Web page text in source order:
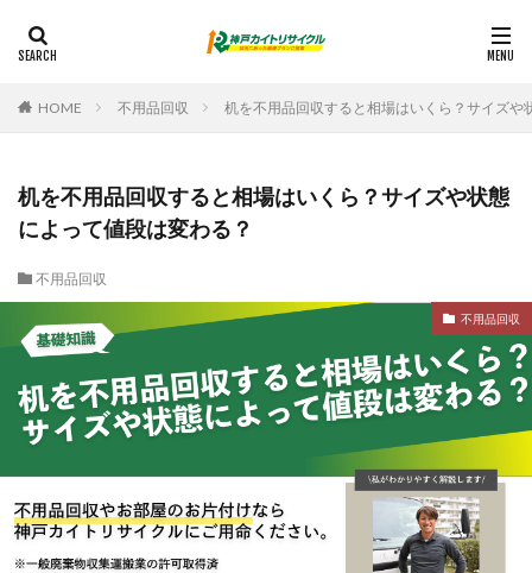
HOME 不用品回収 机を不用品回収すると相場はいくら？サイズや
机を不用品回収すると相場はいくら？サイズや状態
によって値段は変わる？
不用品回収
不用品回収